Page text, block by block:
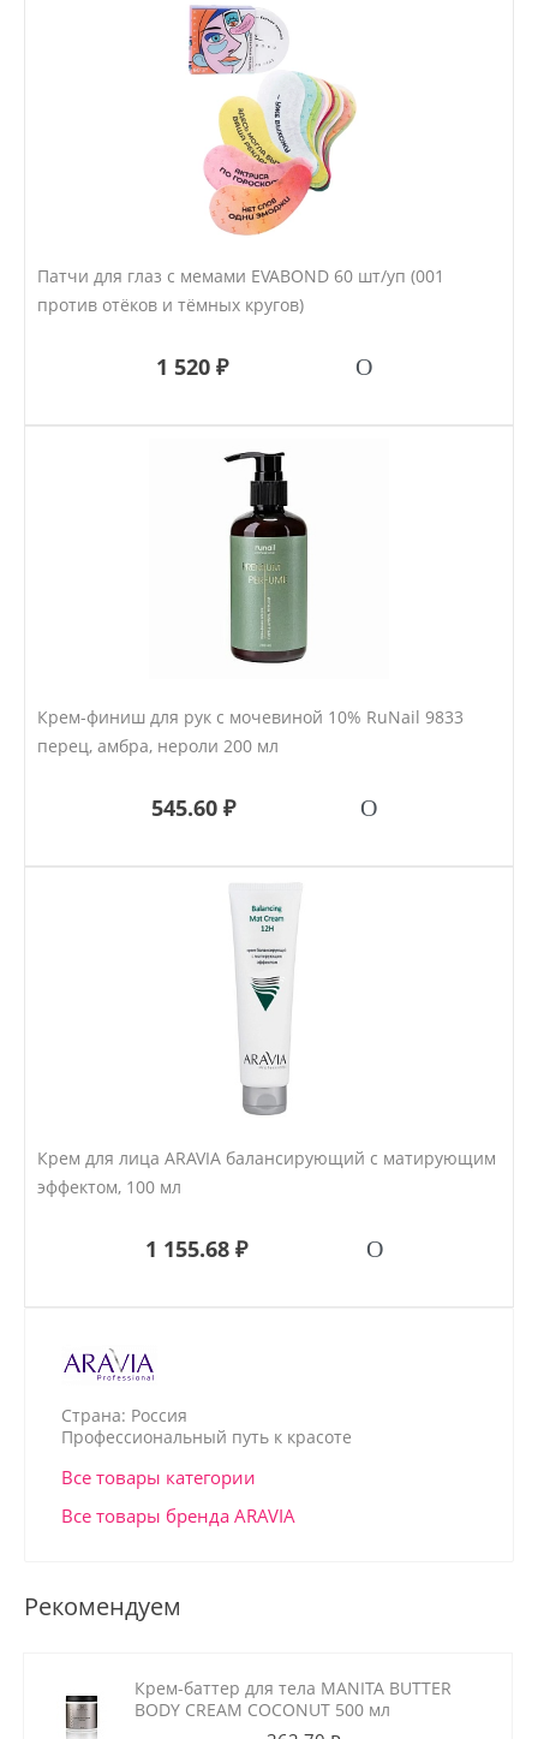
Патчи для глаз с мемами EVABOND 60 шт/уп (001
против отёков и тёмных кругов)
1 520 ₽
Крем-финиш для рук с мочевиной 10% RuNail 9833
перец, амбра, нероли 200 мл
545.60 ₽
Крем для лица ARAVIA балансирующий с матирующим
эффектом, 100 мл
1 155.68 ₽
Страна: Россия
Профессиональный путь к красоте
Все товары категории
Все товары бренда ARAVIA
Рекомендуем
Крем-баттер для тела MANITA BUTTER
BODY CREAM COCONUT 500 мл